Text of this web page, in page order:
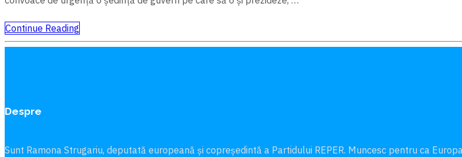
Continue Reading
Despre
Sunt Ramona Strugariu, deputată europeană și copreședintă a Partidului REPER. Muncesc pentru ca